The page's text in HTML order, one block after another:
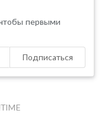
первыми
Подписаться